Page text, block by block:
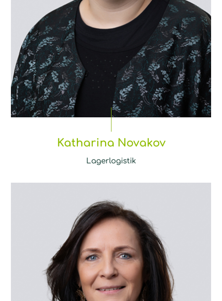
Katharina Novakov
Lagerlogistik